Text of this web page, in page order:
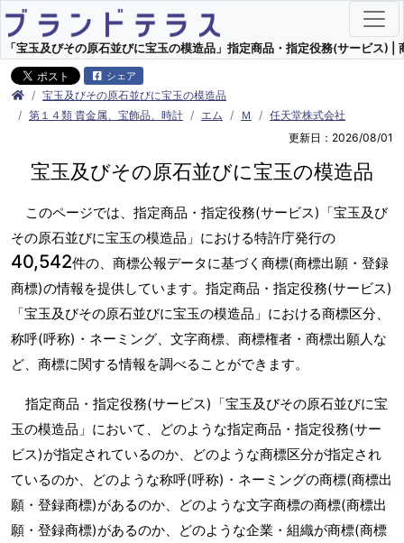
「宝玉及びその原石並びに宝玉の模造品」指定商品・指定役務(サービス) |
シェア
宝玉及びその原石並びに宝玉の模造品
第１４類 貴金属、宝飾品、時計
エム Ｍ
任天堂株式会社
更新日：2026/08/01
宝玉及びその原石並びに宝玉の模造品
このページでは、指定商品・指定役務(サービス)「宝玉及び
その原石並びに宝玉の模造品」における特許庁発行の
40,542件の、商標公報データに基づく商標(商標出願・登録
商標)の情報を提供しています。指定商品・指定役務(サービス)
「宝玉及びその原石並びに宝玉の模造品」における商標区分、
称呼(呼称)・ネーミング、文字商標、商標権者・商標出願人な
ど、商標に関する情報を調べることができます。
指定商品・指定役務(サービス)「宝玉及びその原石並びに宝
玉の模造品」において、どのような指定商品・指定役務(サー
ビス)が指定されているのか、どのような商標区分が指定され
ているのか、どのような称呼(呼称)・ネーミングの商標(商標出
願・登録商標)があるのか、どのような文字商標の商標(商標出
願・登録商標)があるのか、どのような企業・組織が商標(商標